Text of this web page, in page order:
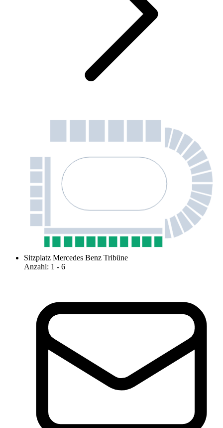
Sitzplatz Mercedes Benz Tribüne
Anzahl: 1 - 6